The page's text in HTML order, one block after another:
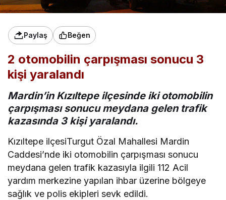
Paylaş Beğen
2 otomobilin çarpışması sonucu 3
kişi yaralandı
Mardin’in Kızıltepe ilçesinde iki otomobilin
çarpışması sonucu meydana gelen trafik
kazasında 3 kişi yaralandı.
Kızıltepe ilçesiTurgut Özal Mahallesi Mardin
Caddesi’nde iki otomobilin çarpışması sonucu
meydana gelen trafik kazasıyla ilgili 112 Acil
yardım merkezine yapılan ihbar üzerine bölgeye
sağlık ve polis ekipleri sevk edildi.